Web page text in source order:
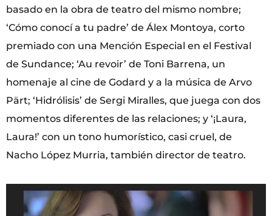
basado en la obra de teatro del mismo nombre;
‘Cómo conocí a tu padre’ de Álex Montoya, corto
premiado con una Mención Especial en el Festival
de Sundance; ‘Au revoir’ de Toni Barrena, un
homenaje al cine de Godard y a la música de Arvo
Pärt; ‘Hidrólisis’ de Sergi Miralles, que juega con dos
momentos diferentes de las relaciones; y ‘¡Laura,
Laura!’ con un tono humorístico, casi cruel, de
Nacho López Murria, también director de teatro.